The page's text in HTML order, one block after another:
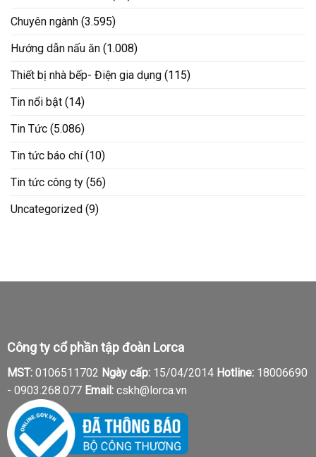
Chuyên ngành (3.595)
Hướng dẫn nấu ăn (1.008)
Thiết bị nhà bếp- Điện gia dụng (115)
Tin nổi bật (14)
Tin Tức (5.086)
Tin tức báo chí(10)
Tin tức công ty (56)
Uncategorized (9)
Công ty cổ phần tập đoàn Lorca
MST:0106511702 Ngày cấp:15/04/2014 Hotline:18006690
- 0903.268.077 Email:cskh@lorca.vn